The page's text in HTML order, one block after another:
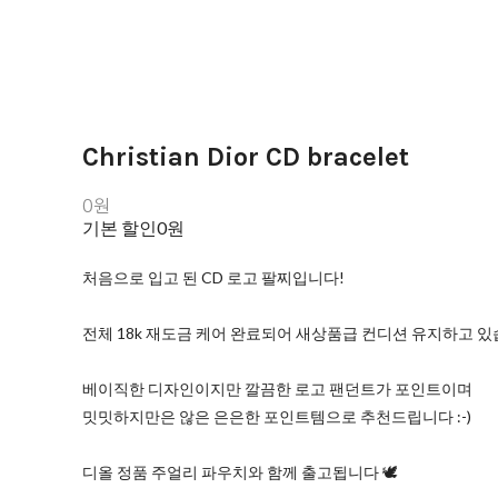
Christian Dior CD bracelet
0원
기본 할인0원
처음으로 입고 된 CD 로고 팔찌입니다!
전체 18k 재도금 케어 완료되어 새상품급 컨디션 유지하고
베이직한 디자인이지만 깔끔한 로고 팬던트가 포인트이며
밋밋하지만은 않은 은은한 포인트템으로 추천드립니다 :-)
디올 정품 주얼리 파우치와 함께 출고됩니다 🕊️